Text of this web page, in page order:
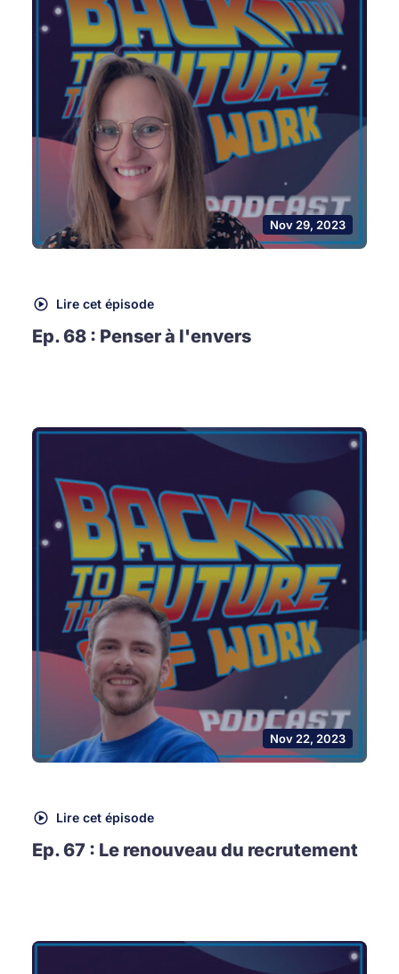
Nov 29, 2023
Lire cet épisode
Ep. 68 : Penser à l'envers
Nov 22, 2023
Lire cet épisode
Ep. 67 : Le renouveau du recrutement